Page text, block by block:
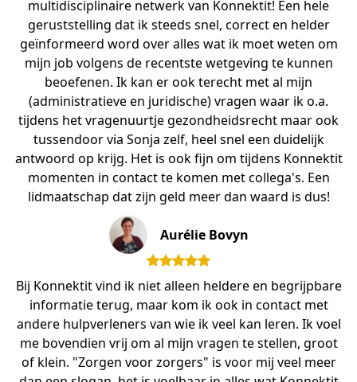
multidisciplinaire netwerk van Konnektit! Een hele
geruststelling dat ik steeds snel, correct en helder
geïnformeerd word over alles wat ik moet weten om
mijn job volgens de recentste wetgeving te kunnen
beoefenen. Ik kan er ook terecht met al mijn
(administratieve en juridische) vragen waar ik o.a.
tijdens het vragenuurtje gezondheidsrecht maar ook
tussendoor via Sonja zelf, heel snel een duidelijk
antwoord op krijg. Het is ook fijn om tijdens Konnektit
momenten in contact te komen met collega's. Een
lidmaatschap dat zijn geld meer dan waard is dus!
Aurélie Bovyn
Bij Konnektit vind ik niet alleen heldere en begrijpbare
informatie terug, maar kom ik ook in contact met
andere hulpverleners van wie ik veel kan leren. Ik voel
me bovendien vrij om al mijn vragen te stellen, groot
of klein. "Zorgen voor zorgers" is voor mij veel meer